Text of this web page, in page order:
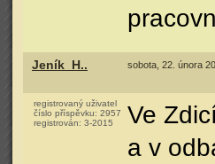
Jeník_H.. sobota, 22. února
registrovaný uživatel
číslo příspěvku: 2957
registrován: 3-2015
Ve
a v